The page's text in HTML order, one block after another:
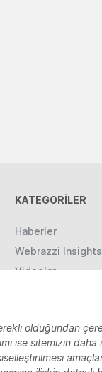
KATEGORILER
Haberler
Webrazzi Insights
Videolar